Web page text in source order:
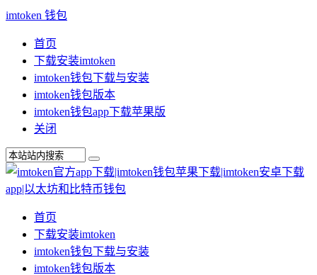
imtoken 钱包
首页
下载安装imtoken
imtoken钱包下载与安装
imtoken钱包版本
imtoken钱包app下载苹果版
关闭
首页
下载安装imtoken
imtoken钱包下载与安装
imtoken钱包版本